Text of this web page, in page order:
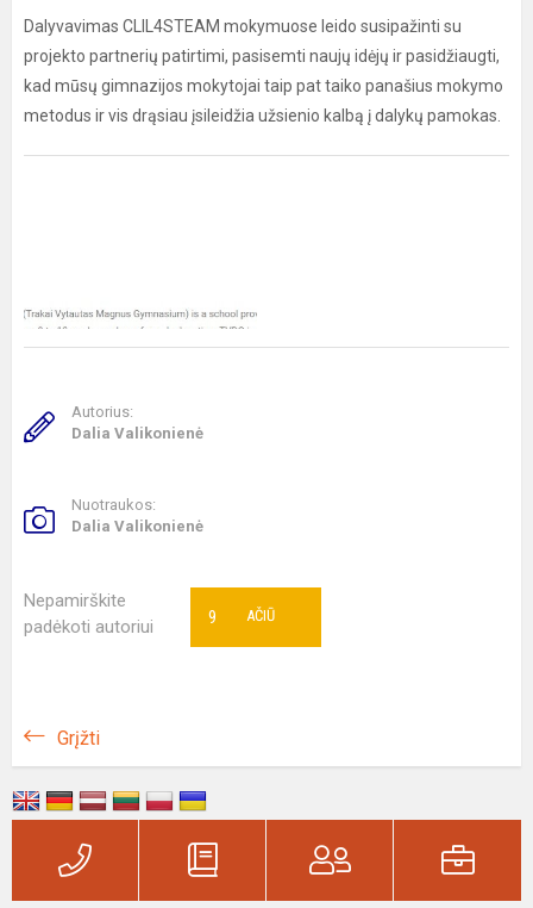
Dalyvavimas CLIL4STEAM mokymuose leido susipažinti su
projekto partnerių patirtimi, pasisemti naujų idėjų ir pasidžiaugti,
kad mūsų gimnazijos mokytojai taip pat taiko panašius mokymo
metodus ir vis drąsiau įsileidžia užsienio kalbą į dalykų pamokas.
Autorius:
Dalia Valikonienė
Nuotraukos:
Dalia Valikonienė
Nepamirškite
padėkoti autoriui
AČIŪ
9
Grįžti